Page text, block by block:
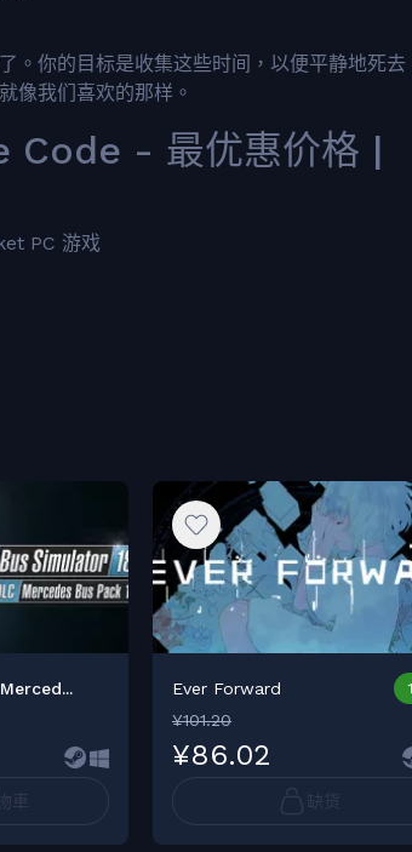
。你的目标是收集这些时间，以便平静地死去
像我们喜欢的那样。
Code - 最优惠价格 |
PC 游戏
車
Ever Forward
¥101.20
¥86.02
缺货